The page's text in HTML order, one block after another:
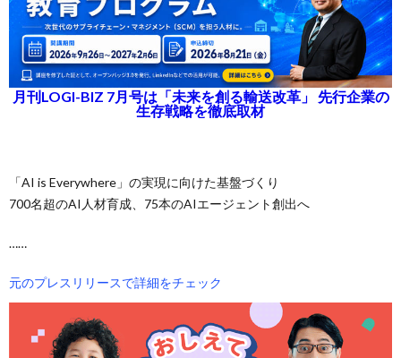
月刊LOGI-BIZ 7月号は「未来を創る輸送改革」 先行企業の
生存戦略を徹底取材
「AI is Everywhere」の実現に向けた基盤づくり
700名超のAI人材育成、75本のAIエージェント創出へ
……
元のプレスリリースで詳細をチェック